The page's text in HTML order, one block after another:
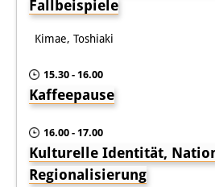
Fallbeispiele
Kimae, Toshiaki
15.30 - 16.00
Kaffeepause
16.00 - 17.00
Kulturelle Identität,
Regionalisierung